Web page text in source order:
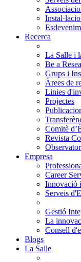
Recerca
La Salle i
Be a
Grups i
Àrees de
Linies
Projectes
Comitè
Revista
Empresa
Career
Innovació
Serveis
Gestió
La
Consell
Blogs
La Salle